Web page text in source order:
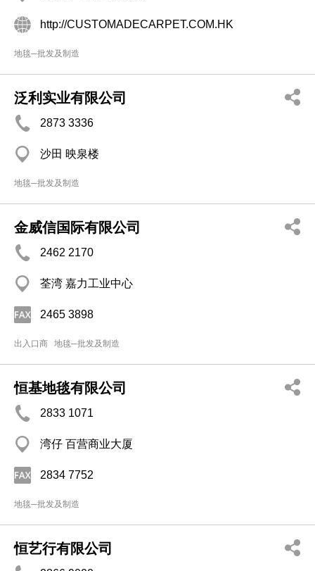
http://CUSTOMADECARPET.COM.HK
地毯─批发及制造
泛利实业有限公司
2873 3336
沙田 映泉楼
地毯─批发及制造
金威信国际有限公司
2462 2170
荃湾 嘉力工业中心
2465 3898
出入口商 地毯─批发及制造
恒基地毯有限公司
2833 1071
湾仔 百营商业大厦
2834 7752
地毯─批发及制造
恒艺行有限公司